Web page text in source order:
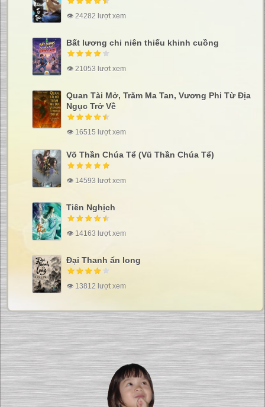
👁 24282 lượt xem
Bất lương chi niên thiếu khinh cuồng
👁 21053 lượt xem
Quan Tài Mở, Trăm Ma Tan, Vương Phi Từ Địa
Ngục Trở Về
👁 16515 lượt xem
Võ Thần Chúa Tể (Vũ Thần Chúa Tể)
👁 14593 lượt xem
Tiên Nghịch
👁 14163 lượt xem
Đại Thanh ẩn long
👁 13812 lượt xem